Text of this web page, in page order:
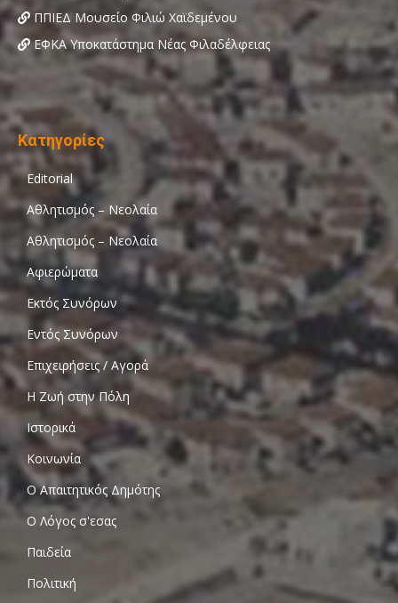
ΠΠΙΕΔ Μουσείο Φιλιώ Χαϊδεμένου
ΕΦΚΑ Υποκατάστημα Νέας Φιλαδέλφειας
Κατηγορίες
Editorial
Αθλητισμός – Νεολαία
Αθλητισμός – Νεολαία
Αφιερώματα
Εκτός Συνόρων
Εντός Συνόρων
Επιχειρήσεις / Αγορά
Η Ζωή στην Πόλη
Ιστορικά
Κοινωνία
Ο Απαιτητικός Δημότης
Ο Λόγος σ'εσας
Παιδεία
Πολιτική